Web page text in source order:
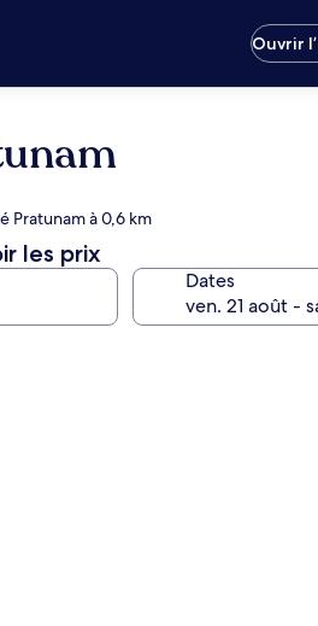
Ouvrir
Pratunam à 0,6 km
les prix
Dates